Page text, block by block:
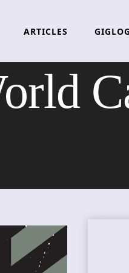
ARTICLES GIGLOG